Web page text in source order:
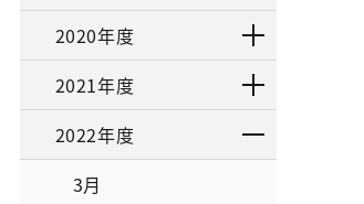
2020年度
2021年度
2022年度
3月